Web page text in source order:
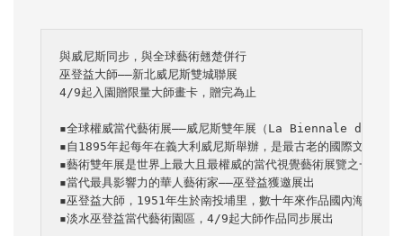
與威尼斯同步，與全球藝術翹楚併行
巫登益大師——新北威尼斯雙城聯展
4/9起入園贈限量大師畫卡，贈完為止
▪️全球權威當代藝術展——威尼斯雙年展（La Biennale di
▪️自1895年起每年在義大利威尼斯舉辦，是最古老的國際文化展
▪️藝術雙年展是世界上最大且最權威的當代視覺藝術展覽之一，受
▪️當代最具影響力的華人藝術家——巫登益獲邀展出
▪️巫登益大師，1951年生於南投埔里，數十年來作品國內海外獲
▪️淡水巫登益當代藝術園區，4/9起大師作品同步展出